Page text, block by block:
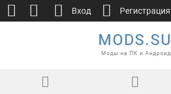
MODS.SU
Моды на ПК и Андроид
Вход Регистрация